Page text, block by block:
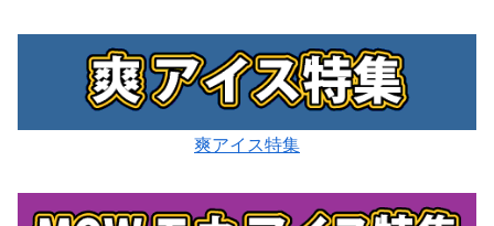
爽アイス特集